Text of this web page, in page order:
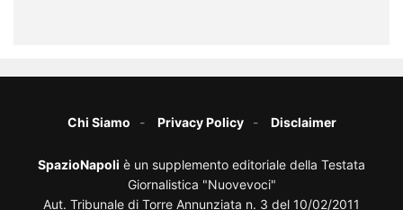
Chi Siamo Privacy Policy Disclaimer
SpazioNapoli è un supplemento editoriale della Testata
Giornalistica "Nuovevoci"
Aut. Tribunale di Torre Annunziata n. 3 del 10/02/2011